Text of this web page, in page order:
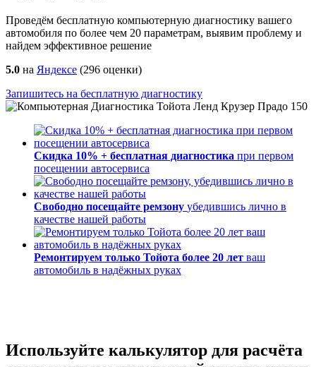
Проведём бесплатную компьютерную диагностику вашего
автомобиля по более чем 20 параметрам, выявим проблему и
найдем эффективное решение
5.0 на Яндексе (296 оценки)
Запишитесь на бесплатную диагностику
Скидка 10% + бесплатная диагностика при первом
посещении автосервиса
Свободно посещайте ремзону убедившись лично в
качестве нашей работы
Ремонтируем только Тойота более 20 лет ваш
автомобиль в надёжных руках
Используйте калькулятор для расчёта